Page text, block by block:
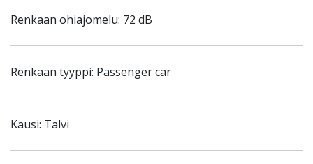
Renkaan ohiajomelu: 72 dB
Renkaan tyyppi: Passenger car
Kausi: Talvi